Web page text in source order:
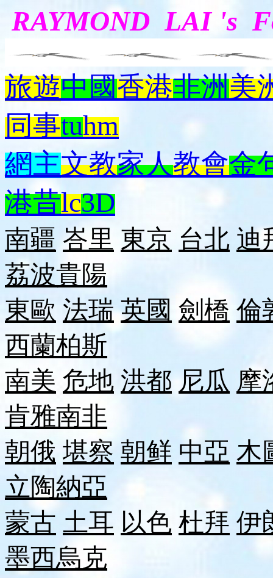
RAYMOND LAI 's
旅遊中國香港非洲美
同事tuhm
網主文教家人教會金
港昔lc3D
南疆 峇里 東京 台北 迪
荔波貴陽
東歐 法瑞 英國 劍橋 倫
西蘭柏斯
南美 危地 洪都 尼瓜 摩
肯雅南非
朝俄 堪察 朝鲜 中亞 木
立陶納亞
蒙古 土耳 以色 杜拜 伊
墨西烏克